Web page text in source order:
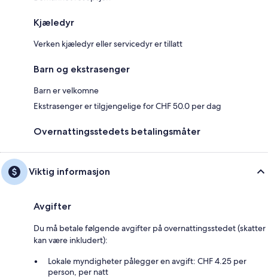
Kjæledyr
Verken kjæledyr eller servicedyr er tillatt
Barn og ekstrasenger
Barn er velkomne
Ekstrasenger er tilgjengelige for CHF 50.0 per dag
Overnattingsstedets betalingsmåter
Viktig informasjon
Avgifter
Du må betale følgende avgifter på overnattingsstedet (skatter
kan være inkludert):
Lokale myndigheter pålegger en avgift: CHF 4.25 per
person, per natt